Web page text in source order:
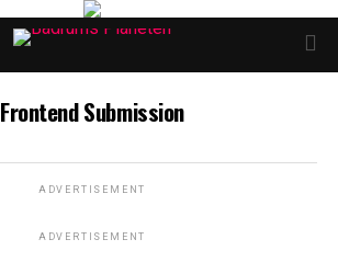
Frontend Submission
ADVERTISEMENT
ADVERTISEMENT